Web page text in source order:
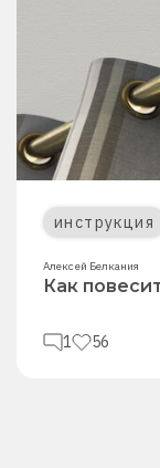
инструкция
Алексей Белкания
Как
1 56